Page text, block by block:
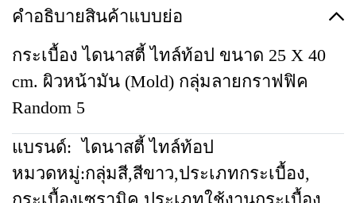
คำอธิบายสินค้าแบบย่อ
กระเบื้อง ไดนาสตี้ ไทล์ท้อป ขนาด 25 X 40
cm. ผิวหน้ามัน (Mold) กลุ่มลายกราฟฟิค
Random 5
แบรนด์: ไดนาสตี้ ไทล์ท้อป
หมวดหมู่:กลุ่มสี,สีขาว,ประเภทกระเบื้อง,